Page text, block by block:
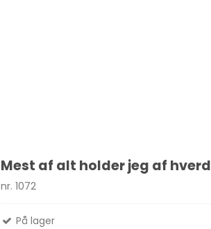
Mest af alt holder jeg af
nr. 1072
På lager